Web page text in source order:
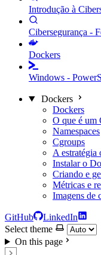
Introdução à
Cibersegurança -
Dockers
Windows -
Dockers
Dockers
O que é um
Namespaces
Cgroups
A
Instalar o
Criando e
Métricas e
Imagens de
GitHub
LinkedIn
Select theme
On this page